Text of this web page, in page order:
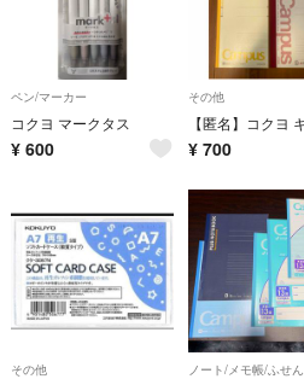
ペン/マーカー
コクヨ マークタス
¥ 600
その他
¥ 700
その他 ノート/メモ帳/ふせん